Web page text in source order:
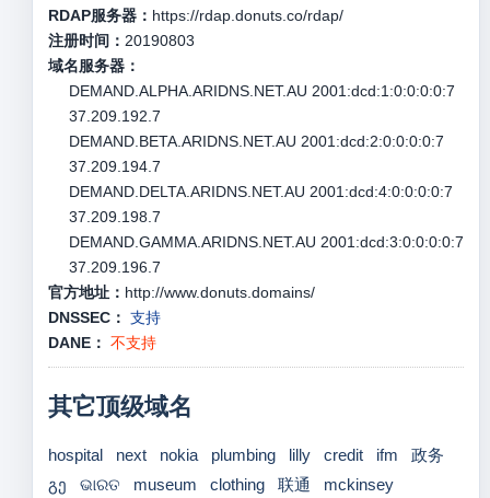
RDAP服务器： https://rdap.donuts.co/rdap/
注册时间： 20190803
域名服务器：
DEMAND.ALPHA.ARIDNS.NET.AU 2001:dcd:1:0:0:0:0:7
37.209.192.7
DEMAND.BETA.ARIDNS.NET.AU 2001:dcd:2:0:0:0:0:7
37.209.194.7
DEMAND.DELTA.ARIDNS.NET.AU 2001:dcd:4:0:0:0:0:7
37.209.198.7
DEMAND.GAMMA.ARIDNS.NET.AU 2001:dcd:3:0:0:0:0:7
37.209.196.7
官方地址： http://www.donuts.domains/
DNSSEC： 支持
DANE： 不支持
其它顶级域名
hospital next nokia plumbing lilly credit ifm
政务
გე
ଭାରତ museum clothing 联通
mckinsey